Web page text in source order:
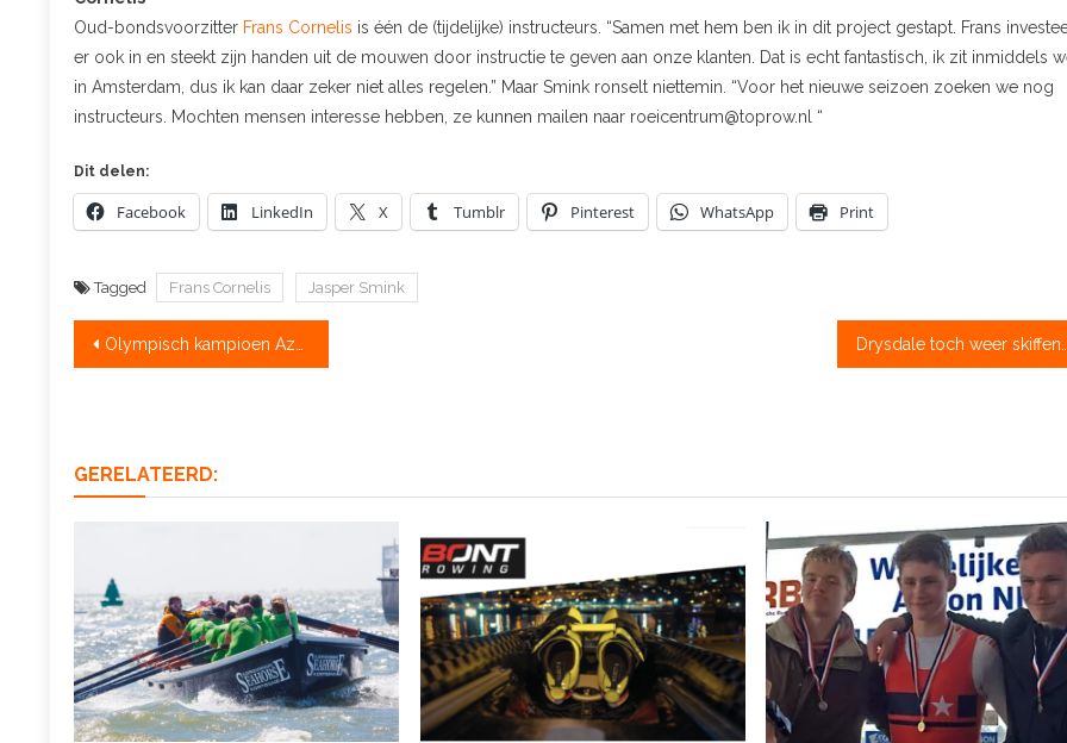
Oud-bondsvoorzitter Frans Cornelis is één de (tijdelijke) instructeurs. “Samen met hem ben ik in dit project gestapt. Frans
er ook in en steekt zijn handen uit de mouwen door instructie te geven aan onze klanten. Dat is echt fantastisch, ik zit inmiddels
in Amsterdam, dus ik kan daar zeker niet alles regelen.” Maar Smink ronselt niettemin. “Voor het nieuwe seizoen zoeken we nog
instructeurs. Mochten mensen interesse hebben, ze kunnen mailen naar roeicentrum@toprow.nl “
Dit delen:
Facebook LinkedIn X Tumblr Pinterest WhatsApp Print
Tagged Frans Cornelis Jasper Smink
Bericht
Olympisch kampioen Azou stopt met roeien
GERELATEERD: